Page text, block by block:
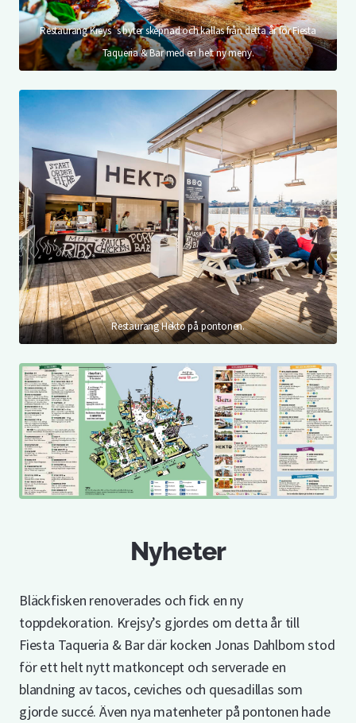
Restaurang Kreys´s byter skepnad och kallas från detta år för Fiesta
Taqueria & Bar med en helt ny meny.
Restaurang Hekto på pontonen.
Nyheter
Bläckfisken renoverades och fick en ny
toppdekoration. Krejsy’s gjordes om detta år till
Fiesta Taqueria & Bar där kocken Jonas Dahlbom stod
för ett helt nytt matkoncept och serverade en
blandning av tacos, ceviches och quesadillas som
gjorde succé. Även nya matenheter på pontonen hade